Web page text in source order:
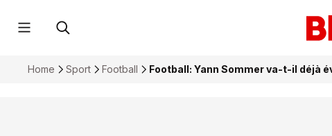
Home Sport Football Football: Yann Sommer va-t-il déjà